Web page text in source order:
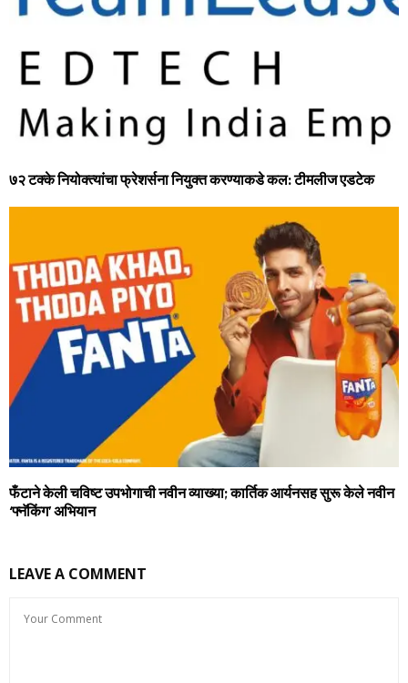
७२ टक्‍के नियोक्‍त्यांचा फ्रेशर्सना नियुक्‍त करण्याकडे कल: टीमलीज एडटेक
फँटाने केली चविष्ट उपभोगाची नवीन व्याख्या; कार्तिक आर्यनसह सुरू केले नवीन
‘फ्नॅकिंग’ अभियान
LEAVE A COMMENT